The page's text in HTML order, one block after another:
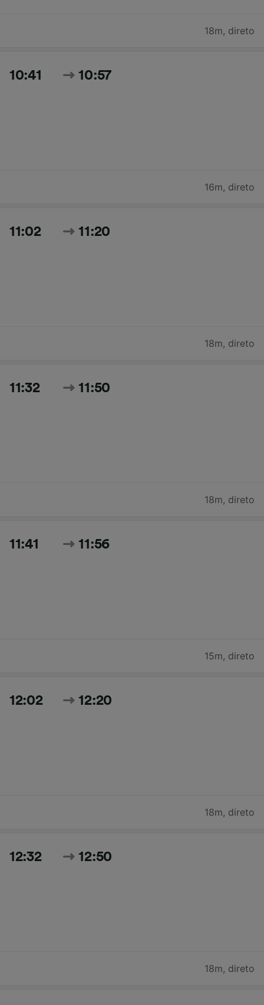
18m, direto
10:41 10:57
16m, direto
11:02 11:20
18m, direto
11:32 11:50
18m, direto
11:41 11:56
15m, direto
12:02 12:20
18m, direto
12:32 12:50
18m, direto